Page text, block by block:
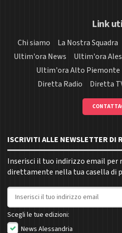
Link
Chi siamo La Nostra Squadra
Ultim'ora News
Ultim'ora
Ultim'ora Alto Piemonte
Diretta Radio
Diretta
ISCRIVITI ALLE NEWSLETTER DI
Inserisci il tuo indirizzo email per
direttamente nella tua casella di
Indirizzo email
Scegli le tue edizioni:
News Alessandria